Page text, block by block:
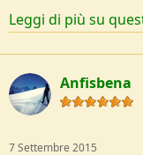
Leggi di più su
Anfisbena
7 Settembre 2015